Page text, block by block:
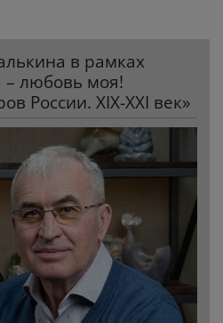
в рамках
– любовь моя!
России. XIX-XXI век»